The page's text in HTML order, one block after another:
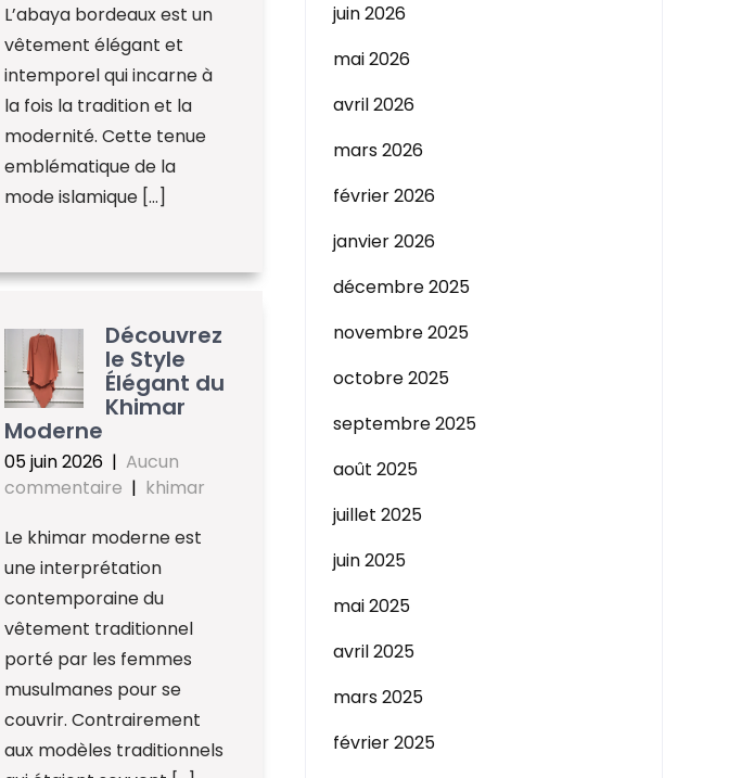
L’abaya bordeaux est un
vêtement élégant et
intemporel qui incarne à
la fois la tradition et la
modernité. Cette tenue
emblématique de la
mode islamique […]
Découvrez
le Style
Élégant du
Khimar
Moderne
05 juin 2026 |Aucun
commentaire | khimar
Le khimar moderne est
une interprétation
contemporaine du
vêtement traditionnel
porté par les femmes
musulmanes pour se
couvrir. Contrairement
aux modèles traditionnels
juin 2026
mai 2026
avril 2026
mars 2026
février 2026
janvier 2026
décembre 2025
novembre 2025
octobre 2025
septembre 2025
août 2025
juillet 2025
juin 2025
mai 2025
avril 2025
mars 2025
février 2025